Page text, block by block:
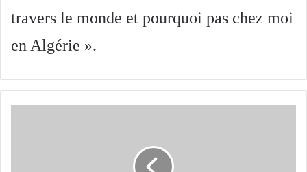
travers le monde et pourquoi pas chez moi
en Algérie ».